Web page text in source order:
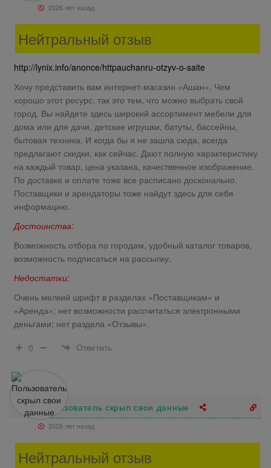
2026 лет назад
Нейтральный отзыв
http://lynix.info/anonce/httpauchanru-otzyv-o-saite
Хочу представить вам интернет-магазин «Ашан». Чем
хорошо этот ресурс, так это тем, что можно выбрать свой
город. Вы найдете здесь широкий ассортимент мебели для
дома или для дачи, детские игрушки, батуты, бассейны,
бытовая техника. И когда бы я не зашла сюда, всегда
предлагают скидки, как сейчас. Дают полную характеристику
на каждый товар, цена указана, качественное изображение.
По доставке и оплате тоже все расписано досконально.
Поставщики и арендаторы тоже найдут здесь для себя
информацию.
Достоинства:
Возможность отбора по городам, удобный каталог товаров,
возможность подписаться на рассылку.
Недостатки:
Очень мелкий шрифт в разделах «Поставщикам» и
«Аренда»; нет возможности рассчитаться электронными
деньгами; нет раздела «Отзывы».
0
Ответить
Пользователь скрыл свои данные
2026 лет назад
Нейтральный отзыв